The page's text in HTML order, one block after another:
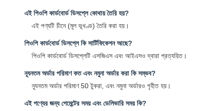
এই পিওপি কার্ডবোর্ড ডিসপ্লে কোথায় তৈরি হয়?
এই পণ্যটি চীনে (মূল ভূখণ্ড) তৈরি করা হয়।
পিওপি কার্ডবোর্ড ডিসপ্লে কি সার্টিফিকেশন আছে?
পিওপি কার্ডবোর্ড ডিসপ্লেটি এসজিএস এবং আইএসও দ্বারা প্রত্যয়িত।
ন্যূনতম অর্ডার পরিমাণ কত এবং নমুনা অর্ডার করা কি সম্ভব?
ন্যূনতম অর্ডার পরিমাণ 50 টুকরা, এবং নমুনা অর্ডারও গৃহীত হয়।
এই পণ্যের জন্য পেমেন্টের সময় এবং ডেলিভারি সময় কি?